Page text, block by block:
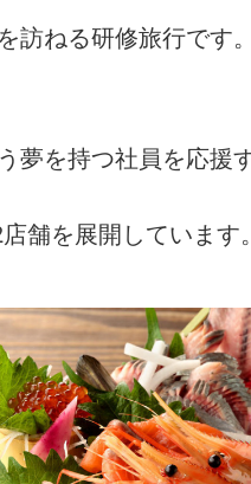
訪ねる研修旅行です。
夢を持つ社員を応
舗を展開しています。